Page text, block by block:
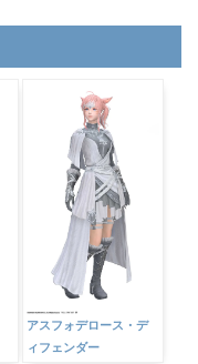
アスフォデロース・デ
ィフェンダー